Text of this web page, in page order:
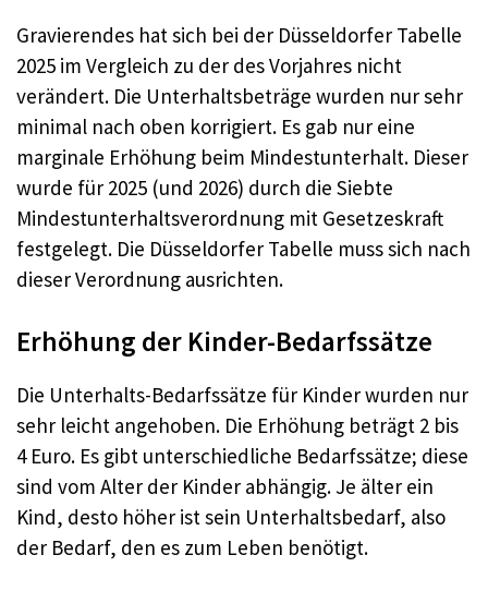
Gravierendes hat sich bei der Düsseldorfer Tabelle
2025 im Vergleich zu der des Vorjahres nicht
verändert. Die Unterhaltsbeträge wurden nur sehr
minimal nach oben korrigiert. Es gab nur eine
marginale Erhöhung beim Mindestunterhalt. Dieser
wurde für 2025 (und 2026) durch die Siebte
Mindestunterhaltsverordnung mit Gesetzeskraft
festgelegt. Die Düsseldorfer Tabelle muss sich nach
dieser Verordnung ausrichten.
Erhöhung der Kinder-Bedarfssätze
Die Unterhalts-Bedarfssätze für Kinder wurden nur
sehr leicht angehoben. Die Erhöhung beträgt 2 bis
4 Euro. Es gibt unterschiedliche Bedarfssätze; diese
sind vom Alter der Kinder abhängig. Je älter ein
Kind, desto höher ist sein Unterhaltsbedarf, also
der Bedarf, den es zum Leben benötigt.